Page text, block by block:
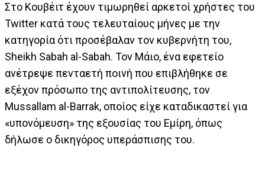
Στο Κουβέιτ έχουν τιμωρηθεί αρκετοί χρήστες του
Twitter κατά τους τελευταίους μήνες με την
κατηγορία ότι προσέβαλαν τον κυβερνήτη του,
Sheikh Sabah al-Sabah. Τον Μάιο, ένα εφετείο
ανέτρεψε πενταετή ποινή που επιβλήθηκε σε
εξέχον πρόσωπο της αντιπολίτευσης, τον
Mussallam al-Barrak, οποίος είχε καταδικαστεί για
«υπονόμευση» της εξουσίας του Εμίρη, όπως
δήλωσε ο δικηγόρος υπεράσπισης του.